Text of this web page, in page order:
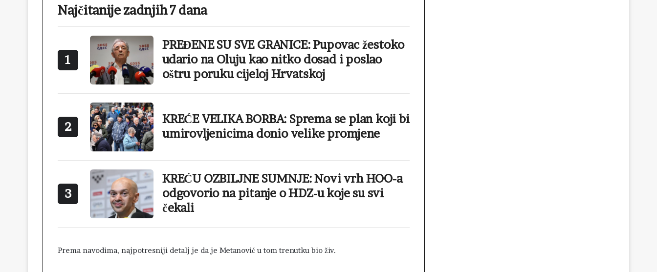
Najčitanije zadnjih 7 dana
1
PREĐENE SU SVE GRANICE: Pupovac žestoko
udario na Oluju kao nitko dosad i poslao
oštru poruku cijeloj Hrvatskoj
2
KREĆE VELIKA BORBA: Sprema se plan koji bi
umirovljenicima donio velike promjene
3
KREĆU OZBILJNE SUMNJE: Novi vrh HOO-a
odgovorio na pitanje o HDZ-u koje su svi
čekali
Prema navodima, najpotresniji detalj je da je Metanović u tom trenutku bio živ.